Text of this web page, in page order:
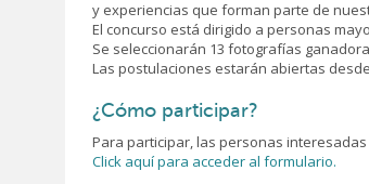
y experiencias que forman parte de
El concurso está dirigido a personas
Se seleccionarán 13 fotografías
Las postulaciones estarán abiertas
¿Cómo participar?
Para participar, las personas
Click aquí para acceder al formulario.